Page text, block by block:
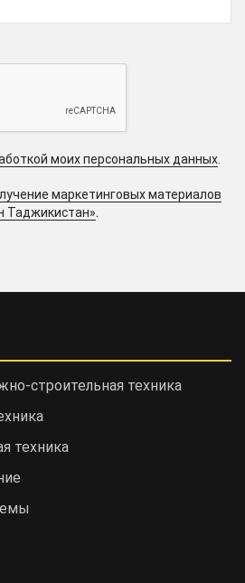
моих персональных данных.
маркетинговых материалов
Таджикистан».
cтроительная техника
техника